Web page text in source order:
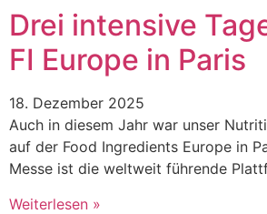
Drei intensive
FI Europe in Paris
18. Dezember 2025
Auch in diesem Jahr war unser
auf der Food Ingredients Europe in
Messe ist die weltweit führende
Weiterlesen »